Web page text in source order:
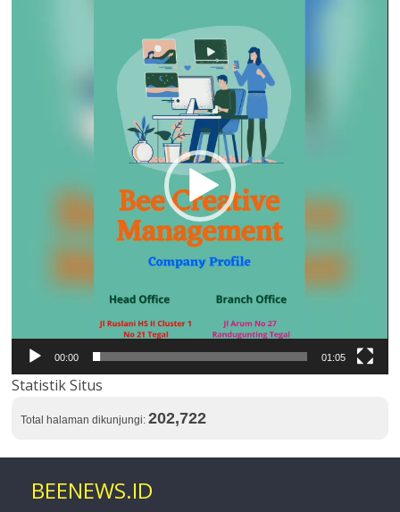
00:00 01:05
Statistik Situs
Total halaman dikunjungi:202,722
BEENEWS.ID